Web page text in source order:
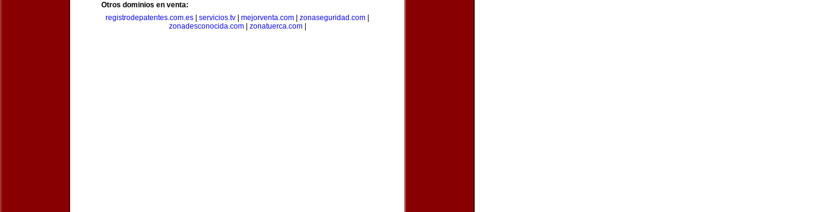
Otros dominios en venta:
registrodepatentes.com.es
servicios.tv mejorventa.com zonaseguridad.com
zonadesconocida.com| zonatuerca.com|